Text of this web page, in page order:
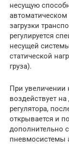
несущую
загрузки
регулируется
несущей
статической
груза).
При увеличении
воздействует
регулятора,
открывается и
дополнительно
пневмосистемы